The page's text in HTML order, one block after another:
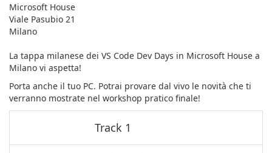
Microsoft House
Viale Pasubio 21
Milano
La tappa milanese dei VS Code Dev Days in Microsoft House a
Milano vi aspetta!
Porta anche il tuo PC. Potrai provare dal vivo le novità che ti
verranno mostrate nel workshop pratico finale!
Track 1